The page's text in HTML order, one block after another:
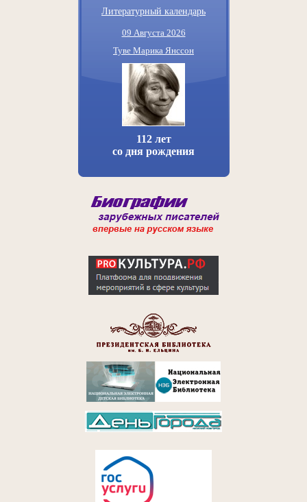
Литературный календарь
09 Августа 2026
Туве Марика Янссон
112 лет
со дня рождения